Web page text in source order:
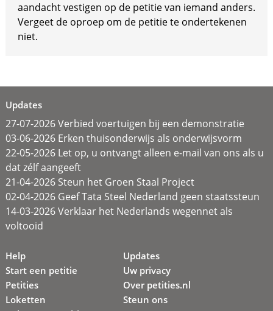
aandacht vestigen op de petitie van iemand anders.
Vergeet de oproep om de petitie te ondertekenen
niet.
Updates
27-07-2026 Verbied voertuigen bij een demonstratie
03-06-2026 Erken thuisonderwijs als onderwijsvorm
22-05-2026 Let op, u ontvangt alleen e-mail van ons als u
dat zélf aangeeft
21-04-2026 Steun het Groen Staal Project
02-04-2026 Geef Tata Steel Nederland geen staatssteun
14-03-2026 Verklaar het Nederlands wegennet als
voltooid
Help
Start een petitie
Petities
Loketten
Updates
Uw privacy
Over petities.nl
Steun ons